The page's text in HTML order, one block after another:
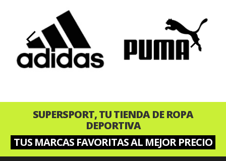
‹ ›
SUPERSPORT, TU TIENDA DE ROPA
DEPORTIVA
TUS MARCAS FAVORITAS AL MEJOR PRECIO